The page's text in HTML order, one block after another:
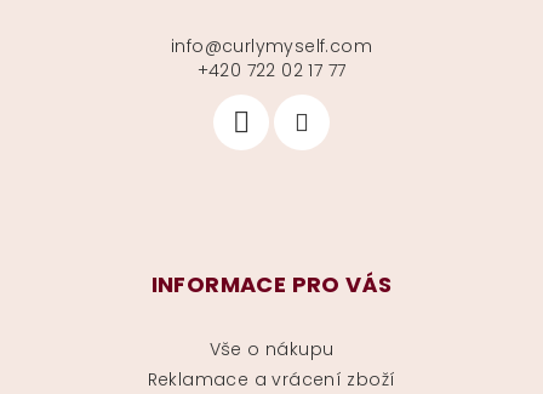
info@curlymyself.com
+420 722 02 17 77
INFORMACE PRO VÁS
Vše o nákupu
Reklamace a vrácení zboží